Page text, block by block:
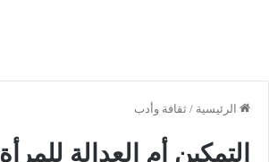
الرئيسية / ثقافة وأدب
التمكين أم العدالة للمرأة